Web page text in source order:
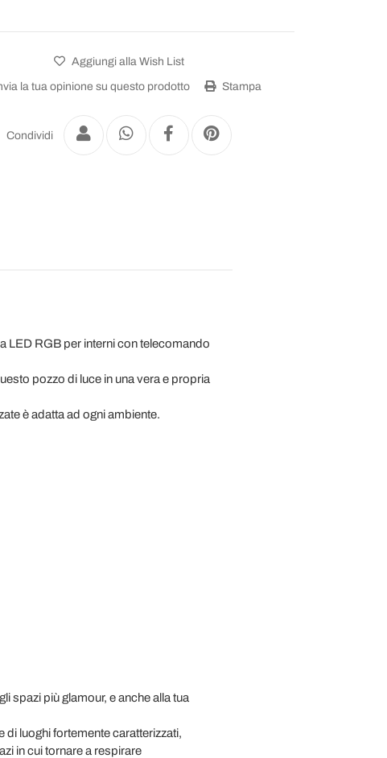
Aggiungi alla Wish List
la tua opinione su questo prodotto Stampa
Condividi
LED RGB per interni con telecomando
pozzo di luce in una vera e propria
è adatta ad ogni ambiente.
spazi più glamour, e anche alla tua
luoghi fortemente caratterizzati,
in cui tornare a respirare